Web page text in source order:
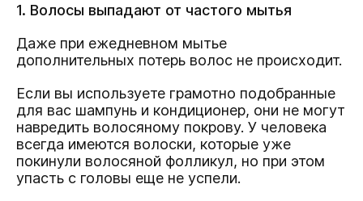
1. Волосы выпадают от частого мытья
Даже при ежедневном мытье
дополнительных потерь волос не происходит.
Если вы используете грамотно подобранные
для вас шампунь и кондиционер, они не могут
навредить волосяному покрову. У человека
всегда имеются волоски, которые уже
покинули волосяной фолликул, но при этом
упасть с головы еще не успели.